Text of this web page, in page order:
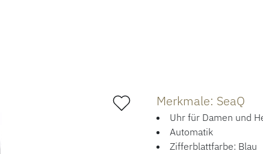
Merkmale: SeaQ
Uhr für Damen und
Automatik
Zifferblattfarbe: Blau